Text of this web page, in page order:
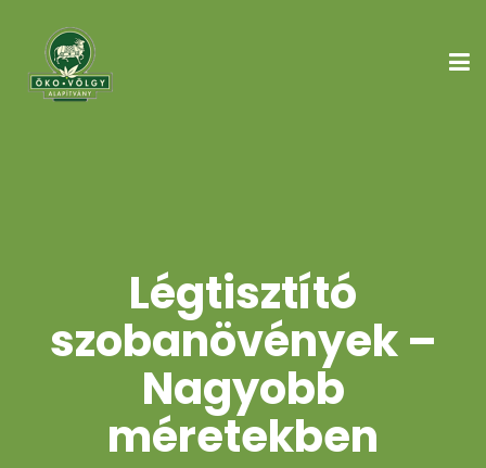
Légtisztító
szobanövények –
Nagyobb
méretekben